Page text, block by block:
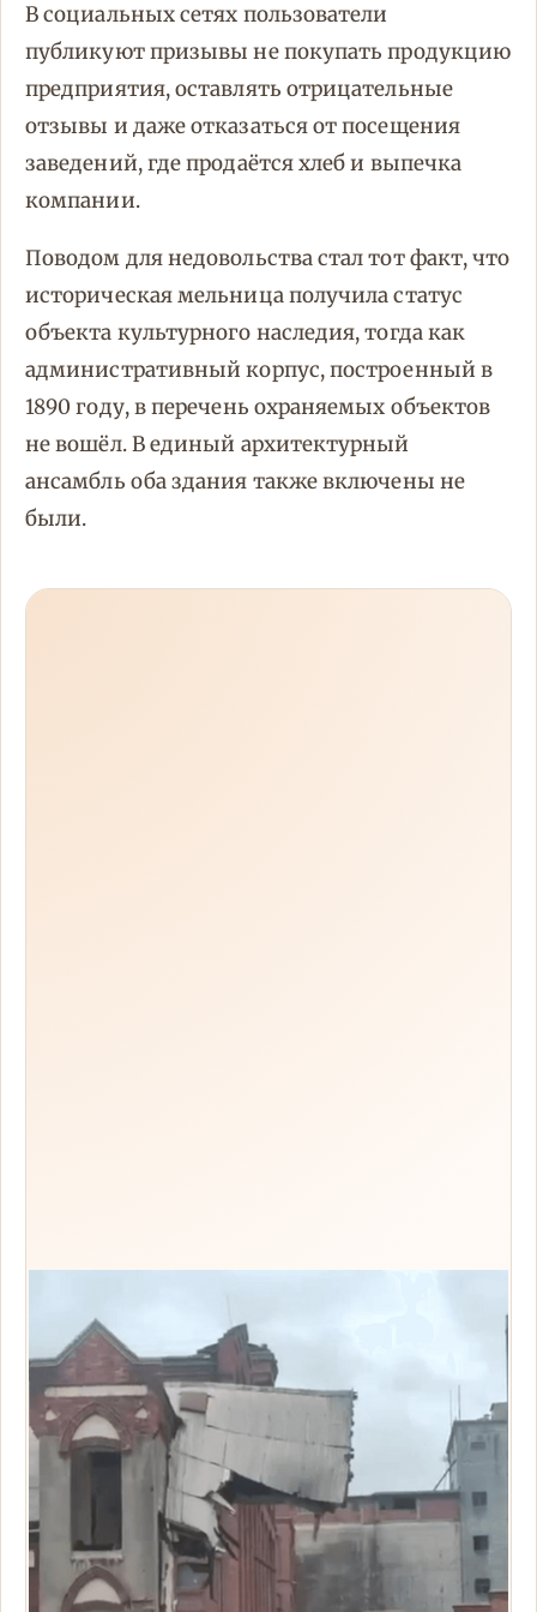
В социальных сетях пользователи
публикуют призывы не покупать продукцию
предприятия, оставлять отрицательные
отзывы и даже отказаться от посещения
заведений, где продаётся хлеб и выпечка
компании.
Поводом для недовольства стал тот факт, что
историческая мельница получила статус
объекта культурного наследия, тогда как
административный корпус, построенный в
1890 году, в перечень охраняемых объектов
не вошёл. В единый архитектурный
ансамбль оба здания также включены не
были.